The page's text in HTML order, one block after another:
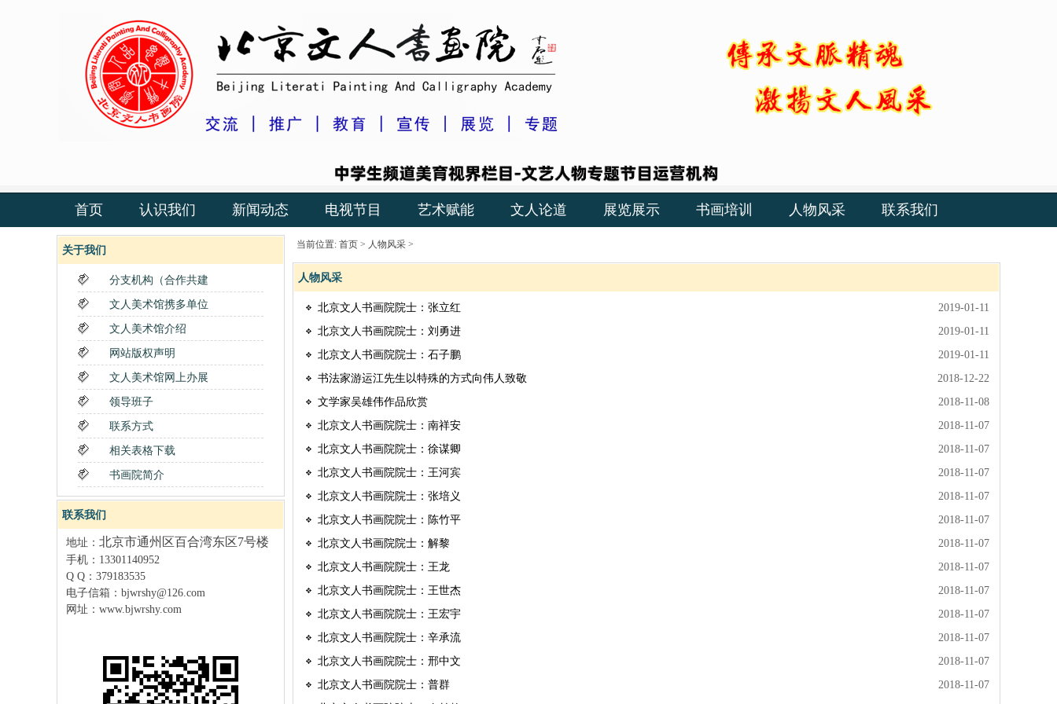
首页 认识我们 新闻动态 电视节目 艺术赋能 文人论道 展览展示 书画培训 人物风采 联系我们
关于我们
分支机构（合作共建
文人美术馆携多单位
文人美术馆介绍
网站版权声明
文人美术馆网上办展
领导班子
联系方式
相关表格下载
书画院简介
联系我们
地址： 北京市通州区百合湾东区7号楼
手机：13301140952
Q Q：379183535
电子信箱： bjwrshy@126.com
网址： www.bjwrshy.com
当前位置: 首页 > 人物风采 >
人物风采
2019-01-11
北京文人书画院院士：张立红
2019-01-11
北京文人书画院院士：刘勇进
2019-01-11
北京文人书画院院士：石子鹏
2018-12-22
书法家游运江先生以特殊的方式向伟人致敬
2018-11-08
文学家吴雄伟作品欣赏
2018-11-07
北京文人书画院院士：南祥安
2018-11-07
北京文人书画院院士：徐谋卿
2018-11-07
北京文人书画院院士：王河宾
2018-11-07
北京文人书画院院士：张培义
2018-11-07
北京文人书画院院士：陈竹平
2018-11-07
北京文人书画院院士：解黎
2018-11-07
北京文人书画院院士：王龙
2018-11-07
北京文人书画院院士：王世杰
2018-11-07
北京文人书画院院士：王宏宇
2018-11-07
北京文人书画院院士：辛承流
2018-11-07
北京文人书画院院士：邢中文
2018-11-07
北京文人书画院院士：普群